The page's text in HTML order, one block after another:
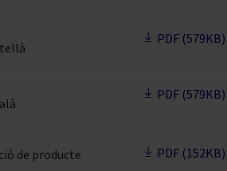
PDF (579KB)
PDF (579KB)
de producte
PDF (152KB)